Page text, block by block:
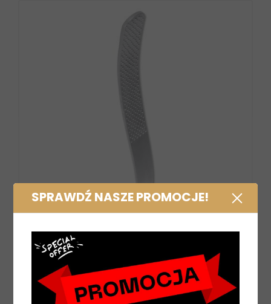
SPRAWDŹ NASZE PROMOCJE!
Tarnik do kopyt Waldhausen wygięty
69,00 zł